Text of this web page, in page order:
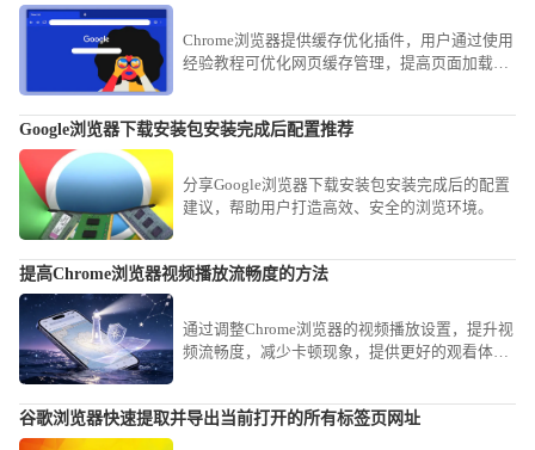
Chrome浏览器提供缓存优化插件，用户通过使用
经验教程可优化网页缓存管理，提高页面加载速
Google浏览器下载安装包安装完成后配置推荐
分享Google浏览器下载安装包安装完成后的配置
建议，帮助用户打造高效、安全的浏览环境。
提高Chrome浏览器视频播放流畅度的方法
通过调整Chrome浏览器的视频播放设置，提升视
频流畅度，减少卡顿现象，提供更好的观看体
谷歌浏览器快速提取并导出当前打开的所有标签页网址